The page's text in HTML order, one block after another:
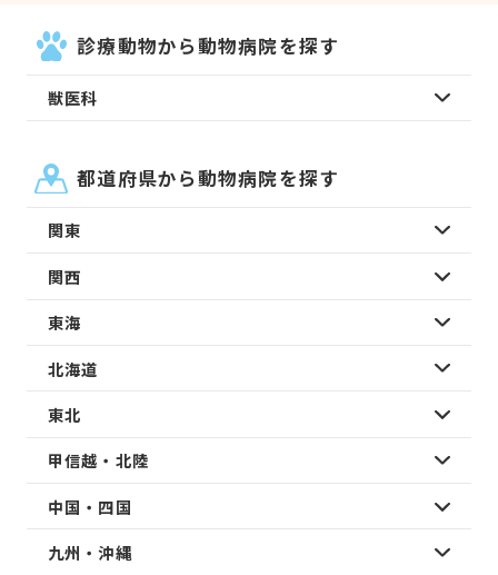
診療動物から動物病院を探す
獣医科
都道府県から動物病院を探す
関東
関西
東海
北海道
東北
甲信越・北陸
中国・四国
九州・沖縄